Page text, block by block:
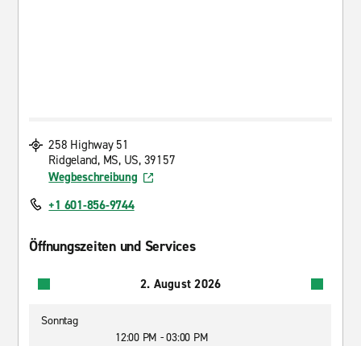
258 Highway 51
Ridgeland, MS, US, 39157
Wegbeschreibung
+1 601-856-9744
Öffnungszeiten und Services
2. August 2026
Sonntag
12:00 PM - 03:00 PM